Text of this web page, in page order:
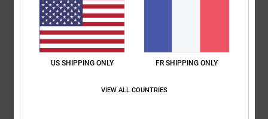
US SHIPPING ONLY FR SHIPPING ONLY
VIEW ALL COUNTRIES